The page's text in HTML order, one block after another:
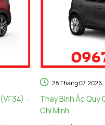
-
28 Tháng 07, 2026
Thay Bình Ắc Quy
Chí Minh